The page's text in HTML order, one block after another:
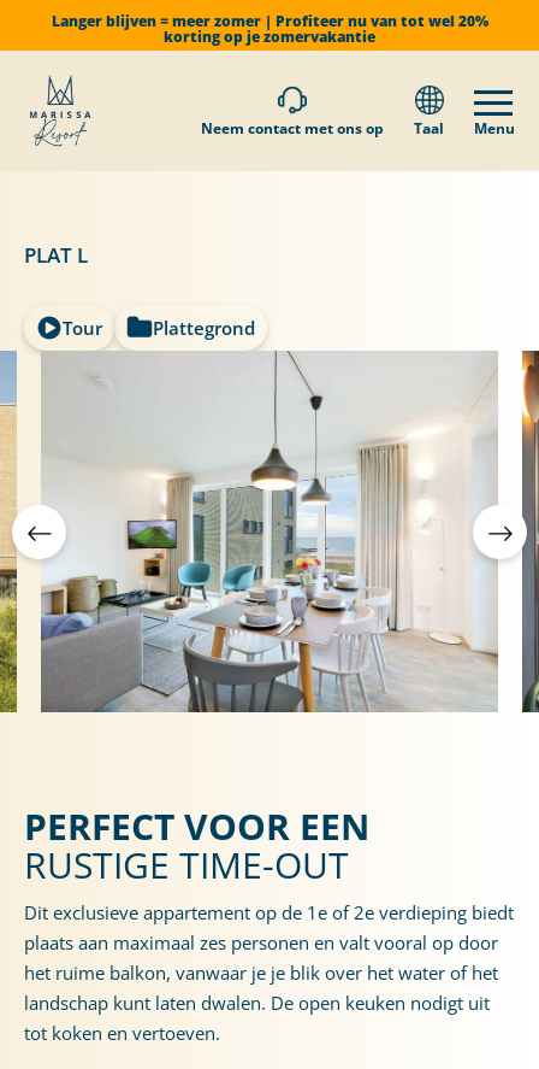
Langer blijven = meer zomer | Profiteer nu van tot wel 20%
korting op je zomervakantie
Neem contact met ons op Taal Menu
PLAT L
Tour Plattegrond
PERFECT VOOR EEN
RUSTIGE TIME-OUT
Dit exclusieve appartement op de 1e of 2e verdieping biedt
plaats aan maximaal zes personen en valt vooral op door
het ruime balkon, vanwaar je je blik over het water of het
landschap kunt laten dwalen. De open keuken nodigt uit
tot koken en vertoeven.